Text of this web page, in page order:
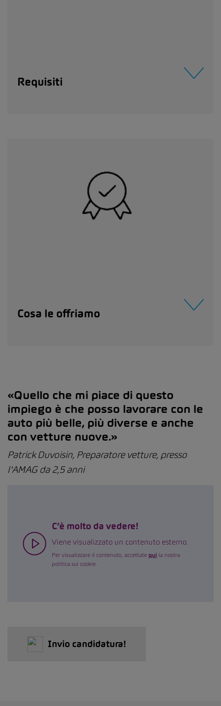
Requisiti
Cosa le offriamo
«Quello che mi piace di questo
impiego è che posso lavorare con le
auto più belle, più diverse e anche
con vetture nuove.»
Patrick Duvoisin, Preparatore vetture, presso
l'AMAG da 2,5 anni
C’è molto da vedere!
Viene visualizzato un contenuto esterno.
Per visualizzare il contenuto, accettate qui la nostra
politica sui cookie.
Invio candidatura!